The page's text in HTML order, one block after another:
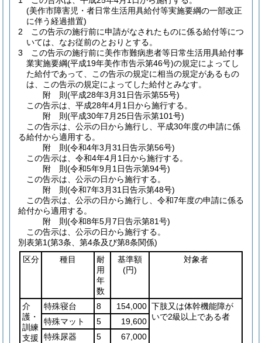
(美作市障害児・者日常生活用具給付等実施要綱の一部改正
に伴う経過措置)
2
この告示の施行前に申請がなされたものに係る給付等につ
いては、なお従前のとおりとする。
3
この告示の施行前に美作市難病患者等日常生活用具給付事
業実施要綱(平成19年美作市告示第46号)の規定によってし
た給付であって、この告示の規定に相当の規定があるもの
は、この告示の規定によってした給付とみなす。
附 則(平成28年3月31日告示第55号)
この告示は、平成28年4月1日から施行する。
附 則(平成30年7月25日告示第101号)
この告示は、公示の日から施行し、平成30年度の申請に係
る給付から適用する。
附 則(令和4年3月31日告示第56号)
この告示は、令和4年4月1日から施行する。
附 則(令和5年9月1日告示第94号)
この告示は、公示の日から施行する。
附 則(令和7年3月31日告示第48号)
この告示は、公示の日から施行し、令和7年度の申請に係る
給付から適用する。
附 則(令和8年5月7日告示第81号)
この告示は、公示の日から施行する。
別表第1(第3条、第4条及び第8条関係)
区分
種目
耐
用
年
数
基準額
(円)
対象者
介
護・
訓練
支援
特殊寝台 8 154,000 下肢又は体幹機能障が
いで2級以上である者
特殊マット 5
19,600
特殊尿器
5
67,000